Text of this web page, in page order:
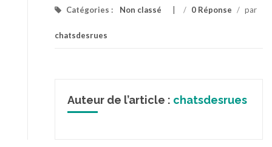
Catégories : Non classé / 0 Réponse / par
chatsdesrues
Auteur de l’article : chatsdesrues